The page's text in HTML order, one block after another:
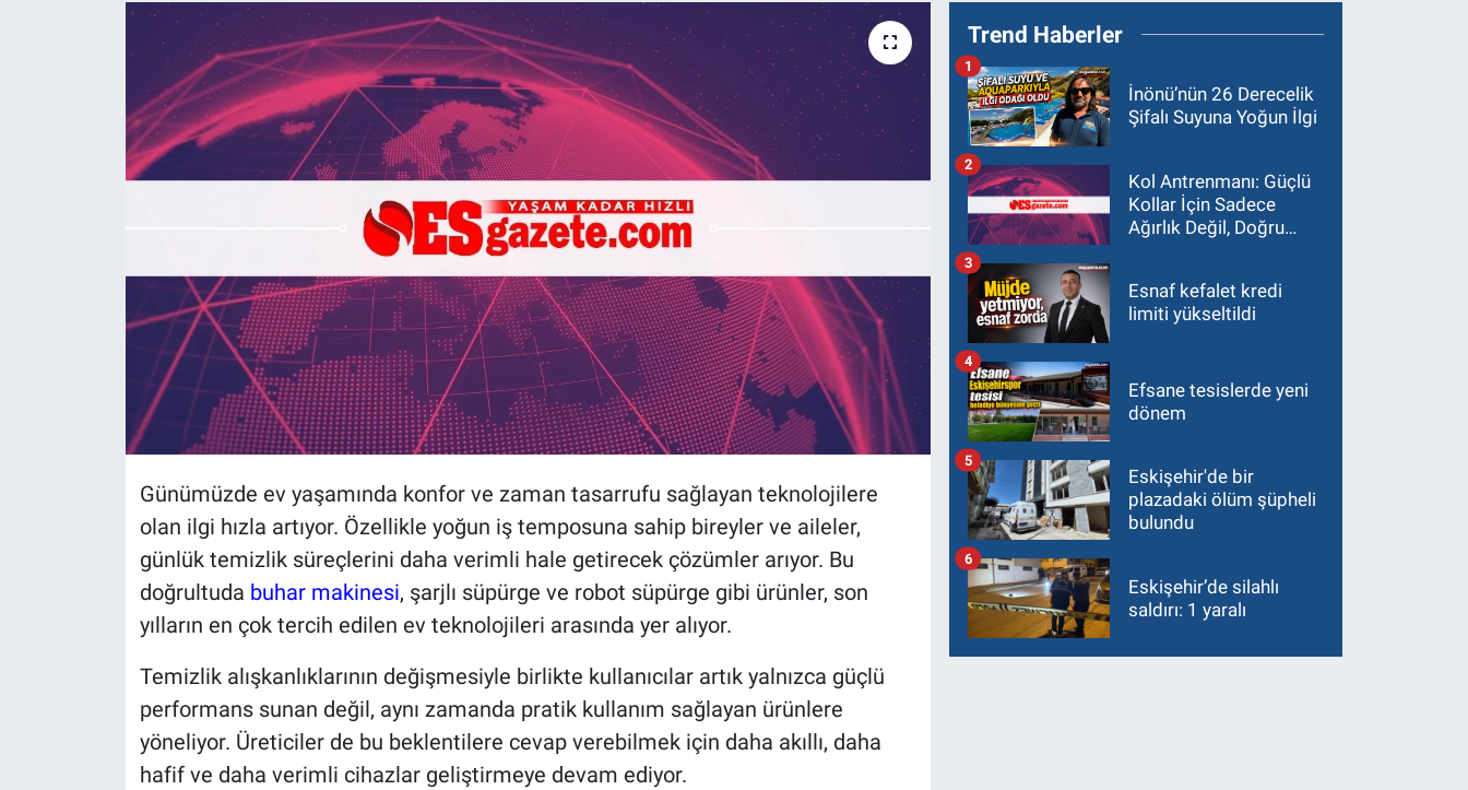
Günümüzde ev yaşamında konfor ve zaman tasarrufu sağlayan teknolojilere
olan ilgi hızla artıyor. Özellikle yoğun iş temposuna sahip bireyler ve aileler,
günlük temizlik süreçlerini daha verimli hale getirecek çözümler arıyor. Bu
doğrultuda buhar makinesi, şarjlı süpürge ve robot süpürge gibi ürünler, son
yılların en çok tercih edilen ev teknolojileri arasında yer alıyor.
Temizlik alışkanlıklarının değişmesiyle birlikte kullanıcılar artık yalnızca güçlü
performans sunan değil, aynı zamanda pratik kullanım sağlayan ürünlere
yöneliyor. Üreticiler de bu beklentilere cevap verebilmek için daha akıllı, daha
hafif ve daha verimli cihazlar geliştirmeye devam ediyor.
Trend Haberler
İnönü’nün 26 Derecelik
Şifalı Suyuna Yoğun İlgi
1
Kol Antrenmanı: Güçlü
Kollar İçin Sadece
Ağırlık Değil, Doğru
2
Esnaf kefalet kredi
limiti yükseltildi
3
Efsane tesislerde yeni
dönem
4
Eskişehir'de bir
plazadaki ölüm şüpheli
bulundu
5
Eskişehir’de silahlı
saldırı: 1 yaralı
6
Alış-Veriş/İş dünyası
Kültür Sanat
Kütahya
Bilim ve Teknoloji